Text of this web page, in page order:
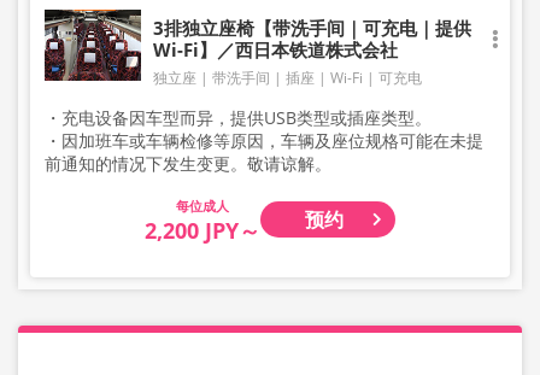
3排独立座椅【带洗手间｜可充电｜提供
Wi-Fi】／西日本铁道株式会社
独立座 带洗手间 插座 Wi-Fi 可充电
・充电设备因车型而异，提供USB类型或插座类型。
・因加班车或车辆检修等原因，车辆及座位规格可能在未提
前通知的情况下发生变更。敬请谅解。
成人
2,200 JPY～ 预约